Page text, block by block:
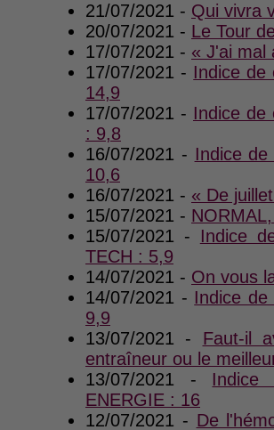
21/07/2021 - Qui vivra
20/07/2021 - Le Tour
17/07/2021 - « J'ai mal
17/07/2021 - Indice de
14,9
17/07/2021 - Indice de
: 9,8
16/07/2021 - Indice
10,6
16/07/2021 - « De
15/07/2021 -
15/07/2021 -
Indice
TECH : 5,9
14/07/2021 - On vous
14/07/2021 - Indice
9,9
13/07/2021 - Faut-il
entraîneur ou le
13/07/2021 - Indice
ENERGIE : 16
12/07/2021 - De